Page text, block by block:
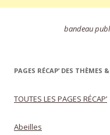
bandeau
PAGES RÉCAP’ DES THÈMES
TOUTES LES PAGES RÉCAP’
Abeilles